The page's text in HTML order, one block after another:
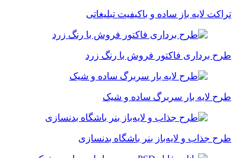
تراکت لایه باز ساده و باکیفیت تبلیغاتی
طرح برداری فاکتور فروش با رنگ زرد
طرح لایه بار سربرگ ساده و شیک
طرح جذاب و لایه‌باز بنر باشگاه بدنسازی